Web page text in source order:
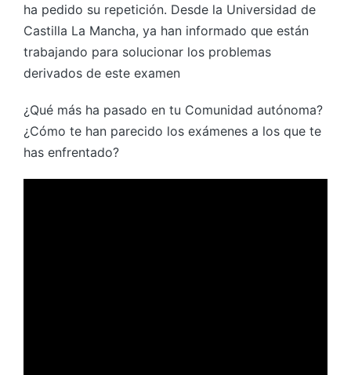
ha pedido su repetición. Desde la Universidad de
Castilla La Mancha, ya han informado que están
trabajando para solucionar los problemas
derivados de este examen
¿Qué más ha pasado en tu Comunidad autónoma?
¿Cómo te han parecido los exámenes a los que te
has enfrentado?